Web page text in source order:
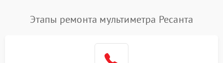
Этапы ремонта мультиметра Ресанта